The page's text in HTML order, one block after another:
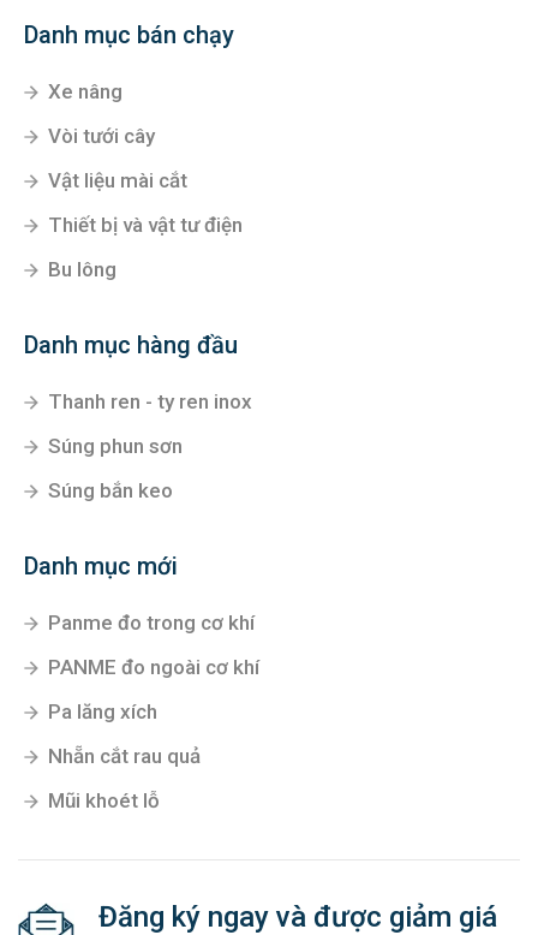
Danh mục bán chạy
Xe nâng
Vòi tưới cây
Vật liệu mài cắt
Thiết bị và vật tư điện
Bu lông
Danh mục hàng đầu
Thanh ren - ty ren inox
Súng phun sơn
Súng bắn keo
Danh mục mới
Panme đo trong cơ khí
PANME đo ngoài cơ khí
Pa lăng xích
Nhẵn cắt rau quả
Mũi khoét lỗ
Đăng ký ngay và được giảm giá